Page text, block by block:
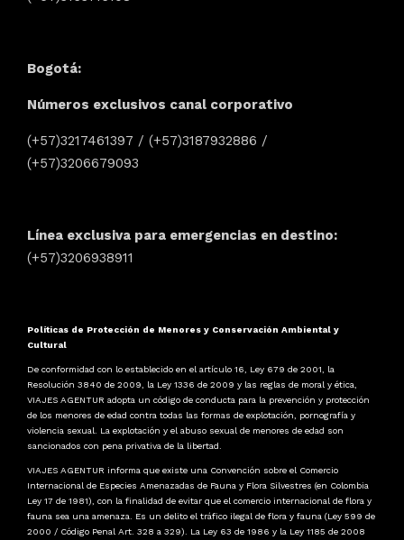
Bogotá:
Números exclusivos canal corporativo
(+57)3217461397 / (+57)3187932886 /
(+57)3206679093
Línea exclusiva para emergencias en destino:
(+57)3206938911
Políticas de Protección de Menores y Conservación Ambiental y
Cultural
De conformidad con lo establecido en el artículo 16, Ley 679 de 2001, la
Resolución 3840 de 2009, la Ley 1336 de 2009 y las reglas de moral y ética,
VIAJES AGENTUR adopta un código de conducta para la prevención y protección
de los menores de edad contra todas las formas de explotación, pornografía y
violencia sexual. La explotación y el abuso sexual de menores de edad son
sancionados con pena privativa de la libertad.
VIAJES AGENTUR informa que existe una Convención sobre el Comercio
Internacional de Especies Amenazadas de Fauna y Flora Silvestres (en Colombia
Ley 17 de 1981), con la finalidad de evitar que el comercio internacional de flora y
fauna sea una amenaza. Es un delito el tráfico ilegal de flora y fauna (Ley 599 de
2000 / Código Penal Art. 328 a 329). La Ley 63 de 1986 y la Ley 1185 de 2008